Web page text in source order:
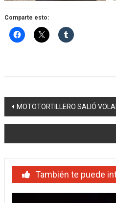
Comparte esto:
Navegación
de
entradas
MOTOTORTILLERO SALIÓ
También te puede